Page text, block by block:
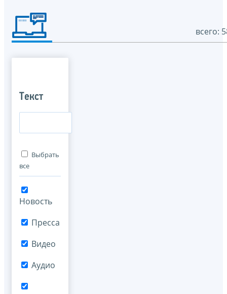
всего:
Текст
Выбрать
все
Новость
Пресса
Видео
Аудио